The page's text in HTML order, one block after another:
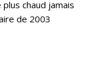
chaud jamais
de 2003